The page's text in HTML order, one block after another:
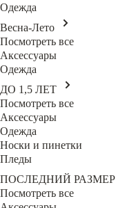
Одежда
Весна-Лето
Посмотреть все
Аксессуары
Одежда
ДО 1,5 ЛЕТ
Посмотреть все
Аксессуары
Одежда
Носки и пинетки
Пледы
ПОСЛЕДНИЙ РАЗМЕР
Посмотреть все